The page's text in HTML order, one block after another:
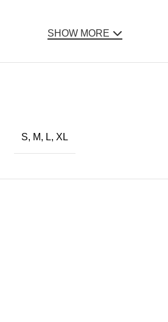
SHOW MORE
S, M, L, XL